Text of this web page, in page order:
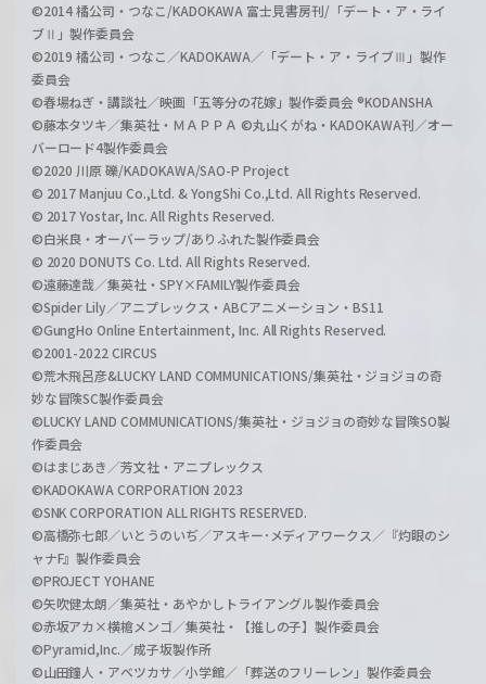
©2014 橘公司・つなこ/KADOKAWA 富士見書房刊/「デート・ア・ライ
ブⅡ」製作委員会
©2019 橘公司・つなこ／KADOKAWA／「デート・ア・ライブⅢ」製作
委員会
©春場ねぎ・講談社／映画「五等分の花嫁」製作委員会 ®KODANSHA
©藤本タツキ／集英社・ＭＡＰＰＡ ©丸山くがね・KADOKAWA刊／オー
バーロード4製作委員会
©2020 川原 礫/KADOKAWA/SAO-P Project
© 2017 Manjuu Co.,Ltd. & YongShi Co.,Ltd. All Rights Reserved.
© 2017 Yostar, Inc. All Rights Reserved.
©白米良・オーバーラップ/ありふれた製作委員会
© 2020 DONUTS Co. Ltd. All Rights Reserved.
©遠藤達哉／集英社・SPY×FAMILY製作委員会
©Spider Lily／アニプレックス・ABCアニメーション・BS11
©GungHo Online Entertainment, Inc. All Rights Reserved.
©2001-2022 CIRCUS
©荒木飛呂彦&LUCKY LAND COMMUNICATIONS/集英社・ジョジョの奇
妙な冒険SC製作委員会
©LUCKY LAND COMMUNICATIONS/集英社・ジョジョの奇妙な冒険SO製
作委員会
©はまじあき／芳文社・アニプレックス
©KADOKAWA CORPORATION 2023
©SNK CORPORATION ALL RIGHTS RESERVED.
©高橋弥七郎／いとうのいぢ／アスキー･メディアワークス／『灼眼のシ
ャナF』製作委員会
©PROJECT YOHANE
©矢吹健太朗／集英社・あやかしトライアングル製作委員会
©赤坂アカ×横槍メンゴ／集英社・【推しの子】製作委員会
©Pyramid,Inc.／成子坂製作所
©山田鐘人・アベツカサ／小学館／「葬送のフリーレン」製作委員会